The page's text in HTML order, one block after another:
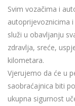
Svim vozačima i
autoprijevoznicima
služi u obavljanju
zdravlja, sreće,
kilometara.
Vjerujemo da će u
saobraćajnica biti
ukupna sigurnost